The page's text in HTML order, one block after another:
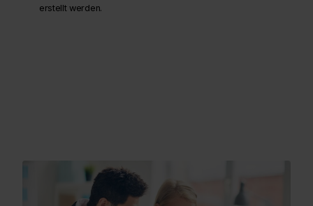
erstellt werden.